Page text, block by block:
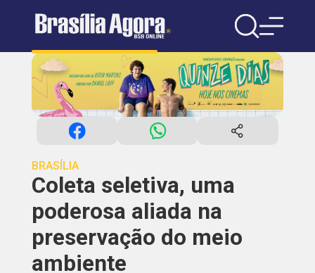
BRASÍLIA
Coleta seletiva, uma
poderosa aliada na
preservação do meio
ambiente